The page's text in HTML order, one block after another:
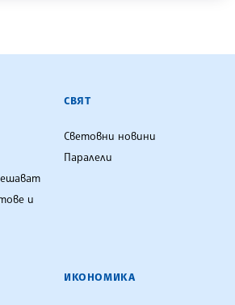
АГЕНЦИЯ
и
СВЯТ
Световни новини
Паралели
ИКОНОМИКА